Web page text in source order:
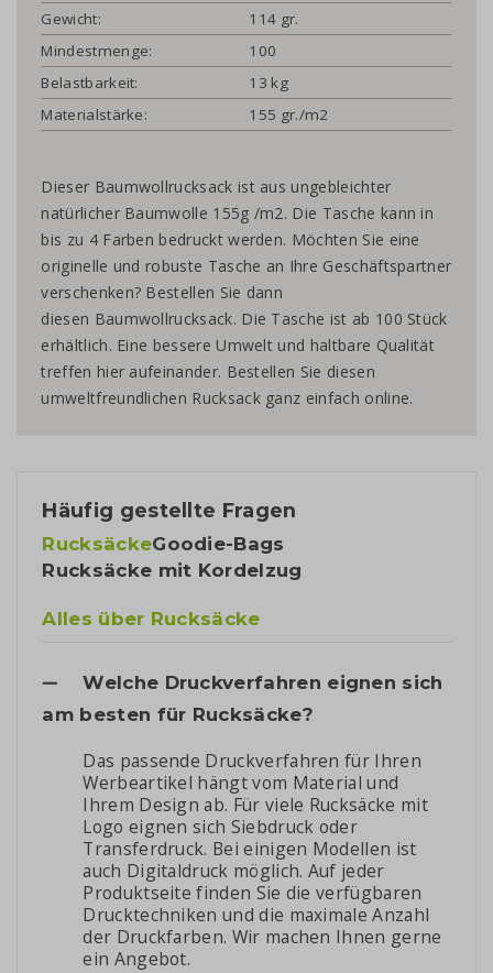
Gewicht:
114 gr.
Mindestmenge:
100
Belastbarkeit:
13 kg
Materialstärke:
155 gr./m2
Dieser Baumwollrucksack ist aus ungebleichter
natürlicher Baumwolle 155g /m2. Die Tasche kann in
bis zu 4 Farben bedruckt werden. Möchten Sie eine
originelle und robuste Tasche an Ihre Geschäftspartner
verschenken? Bestellen Sie dann
diesen Baumwollrucksack. Die Tasche ist ab 100 Stück
erhältlich. Eine bessere Umwelt und haltbare Qualität
treffen hier aufeinander. Bestellen Sie diesen
umweltfreundlichen Rucksack ganz einfach online.
Häufig gestellte Fragen
RucksäckeGoodie-Bags
Rucksäcke mit Kordelzug
Alles über Rucksäcke
Welche Druckverfahren eignen sich
am besten für Rucksäcke?
Das passende Druckverfahren für Ihren
Werbeartikel hängt vom Material und
Ihrem Design ab. Für viele Rucksäcke mit
Logo eignen sich Siebdruck oder
Transferdruck. Bei einigen Modellen ist
auch Digitaldruck möglich. Auf jeder
Produktseite finden Sie die verfügbaren
Drucktechniken und die maximale Anzahl
der Druckfarben. Wir machen Ihnen gerne
ein Angebot.